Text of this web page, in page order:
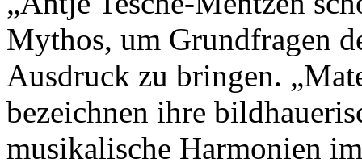
Mythos, um Grundfragen
Ausdruck zu bringen.
bezeichnen ihre
musikalische Harmonien